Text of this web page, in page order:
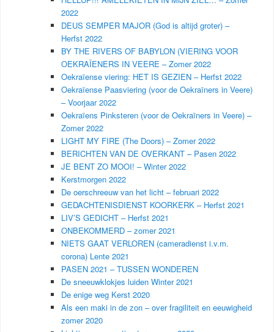
2022
DEUS SEMPER MAJOR (God is altijd groter) –
Herfst 2022
BY THE RIVERS OF BABYLON (VIERING VOOR
OEKRAÏENERS IN VEERE – Zomer 2022
Oekraïense viering: HET IS GEZIEN – Herfst 2022
Oekraïense Paasviering (voor de Oekraïners in Veere)
– Voorjaar 2022
Oekraïens Pinksteren (voor de Oekraïners in Veere) –
Zomer 2022
LIGHT MY FIRE (The Doors) – Zomer 2022
BERICHTEN VAN DE OVERKANT – Pasen 2022
JE BENT ZO MOOI! – Winter 2022
Kerstmorgen 2022
De oerschreeuw van het licht – februari 2022
GEDACHTENISDIENST KOORKERK – Herfst 2021
LIV’S GEDICHT – Herfst 2021
ONBEKOMMERD – zomer 2021
NIETS GAAT VERLOREN (cameradienst i.v.m.
corona) Lente 2021
PASEN 2021 – TUSSEN WONDEREN
De sneeuwklokjes luiden Winter 2021
De enige weg Kerst 2020
Als een maki in de zon – over fragiliteit en eeuwigheid
zomer 2020